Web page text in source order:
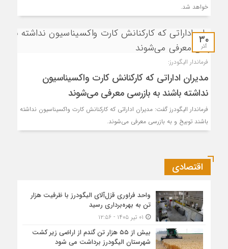
خواهد شد.
۳۰
آذر
فرماندار الیگودرز:
مدیران اداراتی که کارکنانش کارت واکسیناسیون
نداشته باشند به بازرسی معرفی می‌شوند
فرماندار الیگودرز گفت: مدیران اداراتی که کارکنانش کارت واکسیناسیون نداشته
باشند توبیخ و به بازرسی معرفی می‌شوند.
اقتصادی
واحد فراوری قزل‌آلای الیگودرز با ظرفیت هزار
تن به بهره‌برداری رسید
بیش از ۵۵ هزار تن گندم از اراضی زیر کشت
شهرستان الیگودرز برداشت می شود